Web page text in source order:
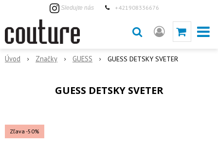
Sledujte nás +421908336676
Úvod Značky GUESS GUESS DETSKY SVETER
GUESS DETSKY SVETER
Zľava -50%